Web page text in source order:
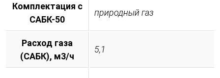
Комплектация с
САБК-50
природный газ
Расход газа
(САБК), м3/ч
5,1